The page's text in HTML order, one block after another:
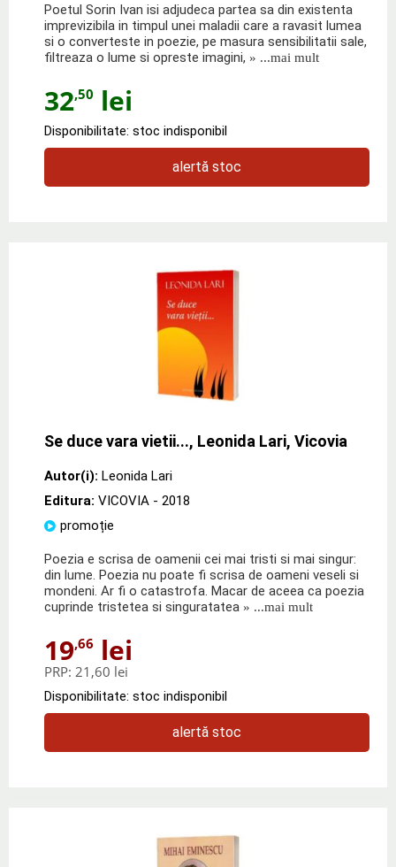
Poetul Sorin Ivan isi adjudeca partea sa din existenta
imprevizibila in timpul unei maladii care a ravasit lumea
si o converteste in poezie, pe masura sensibilitatii sale,
filtreaza o lume si opreste imagini, » ...mai mult
32,50 lei
Disponibilitate: stoc indisponibil
alertă stoc
Se duce vara vietii..., Leonida Lari, Vicovia
Autor(i): Leonida Lari
Editura: VICOVIA - 2018
promoție
Poezia e scrisa de oamenii cei mai tristi si mai singur:
din lume. Poezia nu poate fi scrisa de oameni veseli si
mondeni. Ar fi o catastrofa. Macar de aceea ca poezia
cuprinde tristetea si singuratatea » ...mai mult
19,66 lei
PRP: 21,60 lei
Disponibilitate: stoc indisponibil
alertă stoc